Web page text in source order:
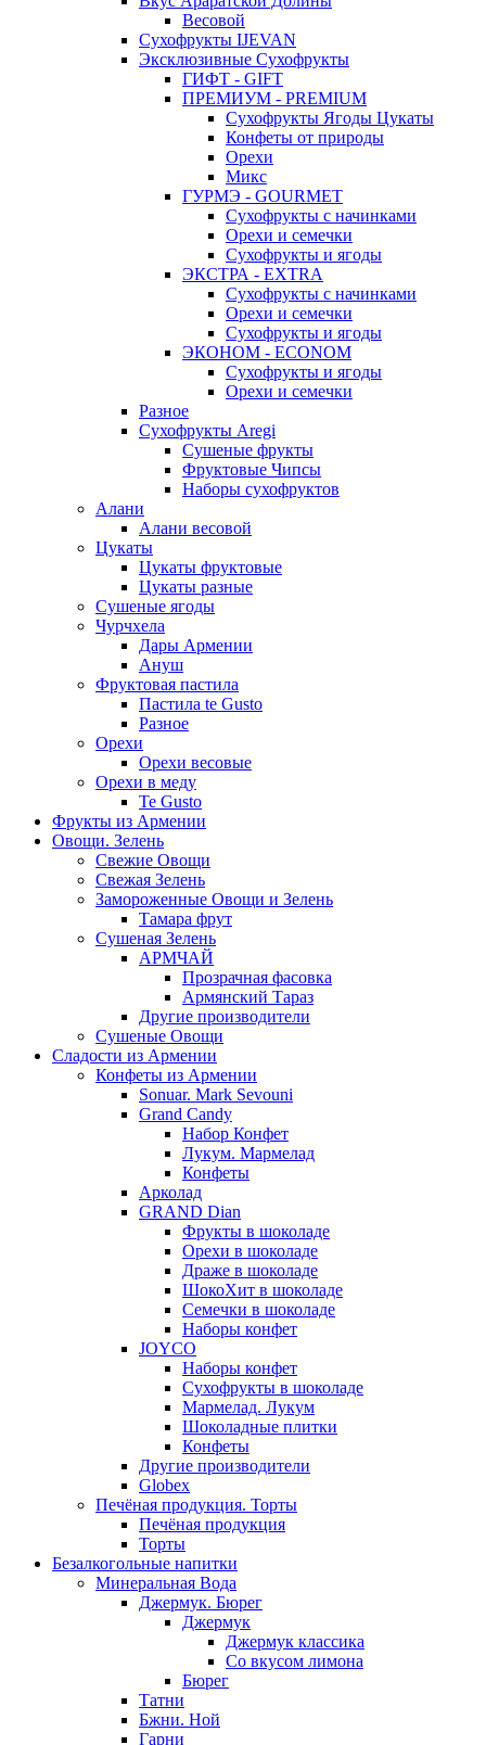
Весовой
Сухофрукты IJEVAN
Эксклюзивные Сухофрукты
ГИФТ - GIFT
ПРЕМИУМ - PREMIUM
Сухофрукты Ягоды Цукаты
Конфеты от природы
Орехи
Микс
ГУРМЭ - GOURMET
Сухофрукты с начинками
Орехи и семечки
Сухофрукты и ягоды
ЭКСТРА - EXTRA
Сухофрукты с начинками
Орехи и семечки
Сухофрукты и ягоды
ЭКОНОМ - ECONOM
Сухофрукты и ягоды
Орехи и семечки
Разное
Сухофрукты Aregi
Сушеные фрукты
Фруктовые Чипсы
Наборы сухофруктов
Алани
Алани весовой
Цукаты
Цукаты фруктовые
Цукаты разные
Сушеные ягоды
Чурчхела
Дары Армении
Ануш
Фруктовая пастила
Пастила te Gusto
Разное
Орехи
Орехи весовые
Орехи в меду
Te Gusto
Фрукты из Армении
Овощи. Зелень
Свежие Овощи
Свежая Зелень
Замороженные Овощи и Зелень
Тамара фрут
Сушеная Зелень
АРМЧАЙ
Прозрачная фасовка
Армянский Тараз
Другие производители
Сушеные Овощи
Сладости из Армении
Конфеты из Армении
Sonuar. Mark Sevouni
Grand Candy
Набор Конфет
Лукум. Мармелад
Конфеты
Арколад
GRAND Dian
Фрукты в шоколаде
Орехи в шоколаде
Драже в шоколаде
ШокоХит в шоколаде
Семечки в шоколаде
Наборы конфет
JOYCO
Наборы конфет
Сухофрукты в шоколаде
Мармелад. Лукум
Шоколадные плитки
Конфеты
Другие производители
Globex
Печёная продукция. Торты
Печёная продукция
Торты
Безалкогольные напитки
Минеральная Вода
Джермук. Бюрег
Джермук
Джермук классика
Со вкусом лимона
Бюрег
Татни
Бжни. Ной
Гарни